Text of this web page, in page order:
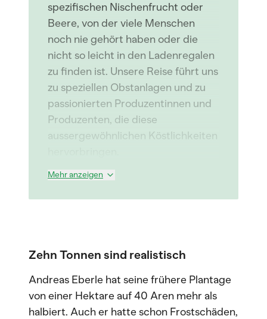
spezifischen Nischenfrucht oder
Beere, von der viele Menschen
noch nie gehört haben oder die
nicht so leicht in den Ladenregalen
zu finden ist. Unsere Reise führt uns
zu speziellen Obstanlagen und zu
passionierten Produzentinnen und
Produzenten, die diese
aussergewöhnlichen Köstlichkeiten
Mehr anzeigen
Zehn Tonnen sind realistisch
Andreas Eberle hat seine frühere Plantage
von einer Hektare auf 40 Aren mehr als
halbiert. Auch er hatte schon Frostschäden,